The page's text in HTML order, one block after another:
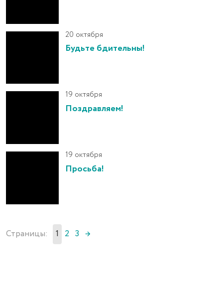
20 октября
Будьте бдительны!
19 октября
Поздравляем!
19 октября
Просьба!
Страницы: 1 2 3 →